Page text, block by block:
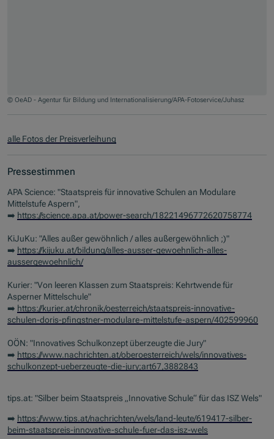
© OeAD - Agentur für Bildung und Internationalisierung/APA-Fotoservice/Juhasz
alle Fotos der Preisverleihung
Pressestimmen
APA Science: "Staatspreis für innovative Schulen an Modulare
Mittelstufe Aspern",
➡️ https://science.apa.at/power-search/18221496772620758774
KiJuKu: "Alles außer gewöhnlich / alles außergewöhnlich ;)"
➡️ https://kijuku.at/bildung/alles-ausser-gewoehnlich-alles-
aussergewoehnlich/
Kurier: "Von leeren Klassen zum Staatspreis: Kehrtwende für
Asperner Mittelschule"
➡️ https://kurier.at/chronik/oesterreich/staatspreis-innovative-
schulen-doris-pfingstner-modulare-mittelstufe-aspern/402599960
OÖN: "Innovatives Schulkonzept überzeugte die Jury"
➡️ https://www.nachrichten.at/oberoesterreich/wels/innovatives-
schulkonzept-ueberzeugte-die-jury;art67,3882843
tips.at: "Silber beim Staatspreis „Innovative Schule“ für das ISZ Wels"
➡️ https://www.tips.at/nachrichten/wels/land-leute/619417-silber-
beim-staatspreis-innovative-schule-fuer-das-isz-wels